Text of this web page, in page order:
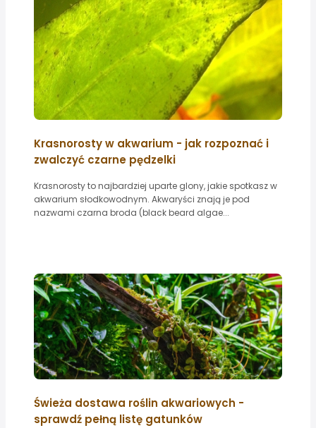
Krasnorosty w akwarium - jak rozpoznać i
zwalczyć czarne pędzelki
Krasnorosty to najbardziej uparte glony, jakie spotkasz w
akwarium słodkowodnym. Akwaryści znają je pod
nazwami czarna broda (black beard algae...
Świeża dostawa roślin akwariowych -
sprawdź pełną listę gatunków